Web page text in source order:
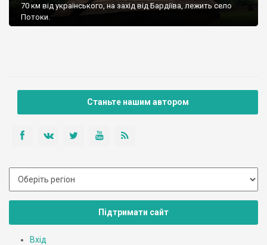
70 км від українського, на захід від Бардіїва, лежить село
Потоки.
Станьте нашим автором
Підтримати сайт
Вхід